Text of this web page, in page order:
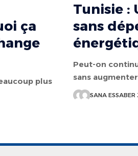
ça
plus
Tunisie :
sans
Peut-on
sans
SANA ESSABER